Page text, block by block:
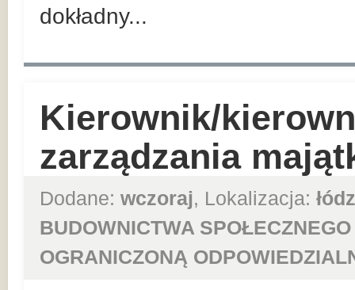
dokładny...
Kierownik/
zarządzania
Dodane: wczoraj, Lokalizacja:
BUDOWNICTWA
OGRANICZONĄ